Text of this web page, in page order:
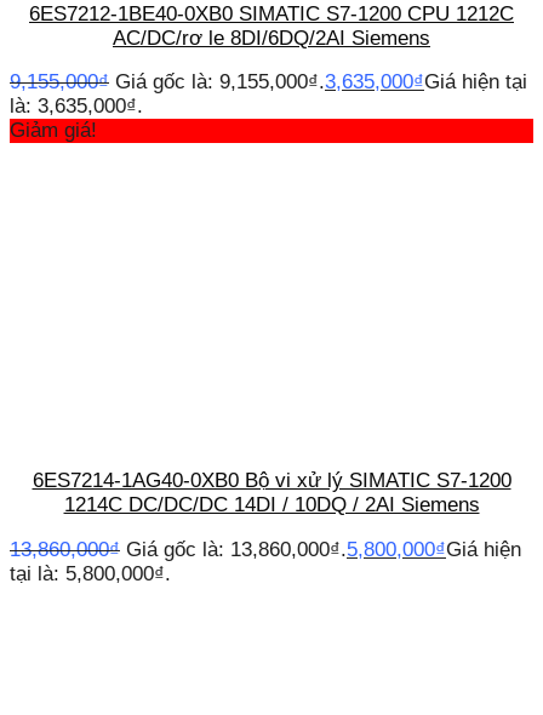
6ES7212-1BE40-0XB0 SIMATIC S7-1200 CPU 1212C
AC/DC/rơ le 8DI/6DQ/2AI Siemens
9,155,000₫ Giá gốc là: 9,155,000₫.3,635,000₫Giá hiện tại
là: 3,635,000₫.
Giảm giá!
6ES7214-1AG40-0XB0 Bộ vi xử lý SIMATIC S7-1200
1214C DC/DC/DC 14DI / 10DQ / 2AI Siemens
13,860,000₫ Giá gốc là: 13,860,000₫.5,800,000₫Giá hiện
tại là: 5,800,000₫.